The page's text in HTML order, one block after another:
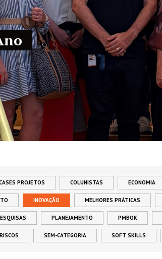
PROJETOS COLUNISTAS ECONOMIA
INOVAÇÃO MELHORES PRÁTICAS
PLANEJAMENTO PMBOK
RISCOS SEM-CATEGORIA SOFT SKILLS